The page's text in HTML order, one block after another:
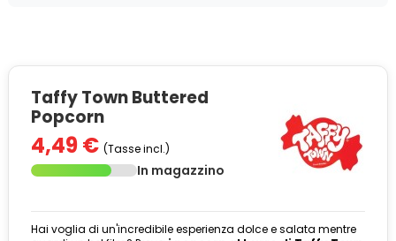
Taffy Town Buttered
Popcorn
4,49 € (Tasse incl.)
In magazzino
Hai voglia di un'incredibile esperienza dolce e salata mentre